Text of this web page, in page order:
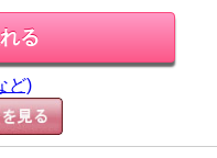
ど)